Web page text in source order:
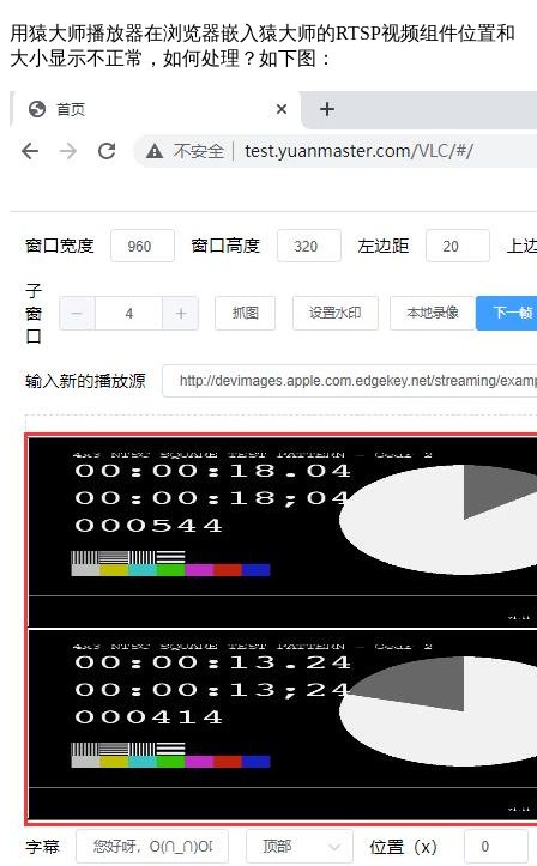
用猿大师播放器在浏览器嵌入猿大师的RTSP视频组件位置和
大小显示不正常，如何处理？如下图：